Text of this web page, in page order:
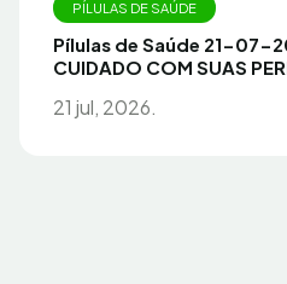
PÍLULAS DE SAÚDE
Pílulas de Saúde 21-07-
CUIDADO COM SUAS
21 jul, 2026.